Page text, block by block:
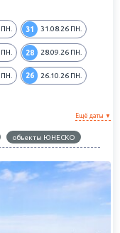
ПН. 31 31.08.26 ПН.
ПН. 28 28.09.26 ПН.
ПН. 26 26.10.26 ПН.
Ещё даты ▼
объекты ЮНЕСКО